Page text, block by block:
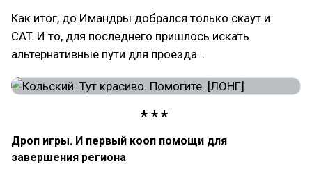
Как итог, до Имандры добрался только скаут и
CAT. И то, для последнего пришлось искать
альтернативные пути для проезда...
Дроп игры. И первый кооп помощи для
завершения региона